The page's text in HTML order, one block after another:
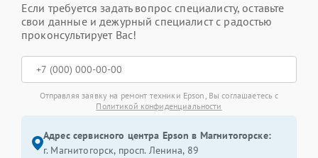
Если требуется задать вопрос специалисту, оставьте
свои данные и дежурный специалист с радостью
проконсультирует Вас!
Отправляя заявку на ремонт техники Epson, Вы соглашаетесь с
Политикой конфиденциальности
Адрес сервисного центра Epson в Магнитогорске:
г. Магнитогорск, просп. Ленина, 89